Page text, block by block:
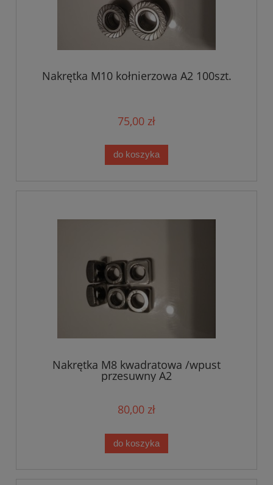
Nakrętka M10 kołnierzowa A2 100szt.
75,00 zł
do koszyka
Nakrętka M8 kwadratowa /wpust
przesuwny A2
80,00 zł
do koszyka